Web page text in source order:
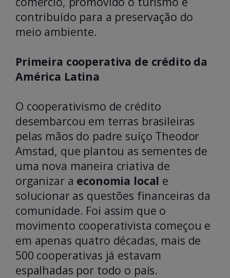
contribuído para a preservação do
meio ambiente.
Primeira cooperativa de crédito da
América Latina
O cooperativismo de crédito
desembarcou em terras brasileiras
pelas mãos do padre suíço Theodor
Amstad, que plantou as sementes de
uma nova maneira criativa de
organizar a economia local e
solucionar as questões financeiras da
comunidade. Foi assim que o
movimento cooperativista começou e
em apenas quatro décadas, mais de
500 cooperativas já estavam
espalhadas por todo o país.